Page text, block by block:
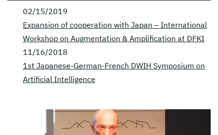
02/15/2019
Expansion of cooperation with Japan – International
Workshop on Augmentation & Amplification at DFKI
11/16/2018
1st Japanese-German-French DWIH Symposium on
Artificial Intelligence